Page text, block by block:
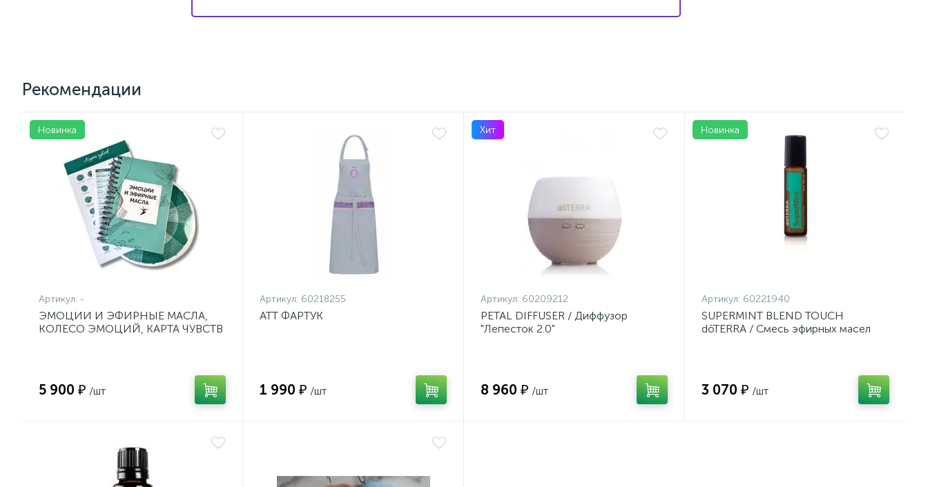
Рекомендации
Новинка
Артикул: -
ЭМОЦИИ И ЭФИРНЫЕ МАСЛА,
КОЛЕСО ЭМОЦИЙ, КАРТА ЧУВСТВ
5 900 ₽ /шт
Артикул: 60218255
ATT ФАРТУК
1 990 ₽ /шт
Хит
Артикул: 60209212
PETAL DIFFUSER / Диффузор
"Лепесток 2.0"
8 960 ₽ /шт
Новинка
Артикул: 60221940
SUPERMINT BLEND TOUCH
dōTERRA / Смесь эфирных масел
3 070 ₽ /шт